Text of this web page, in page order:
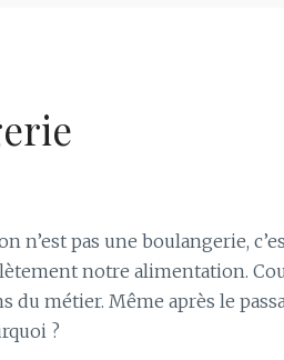
n’est pas une boulangerie,
notre alimentation.
métier. Même après le
?